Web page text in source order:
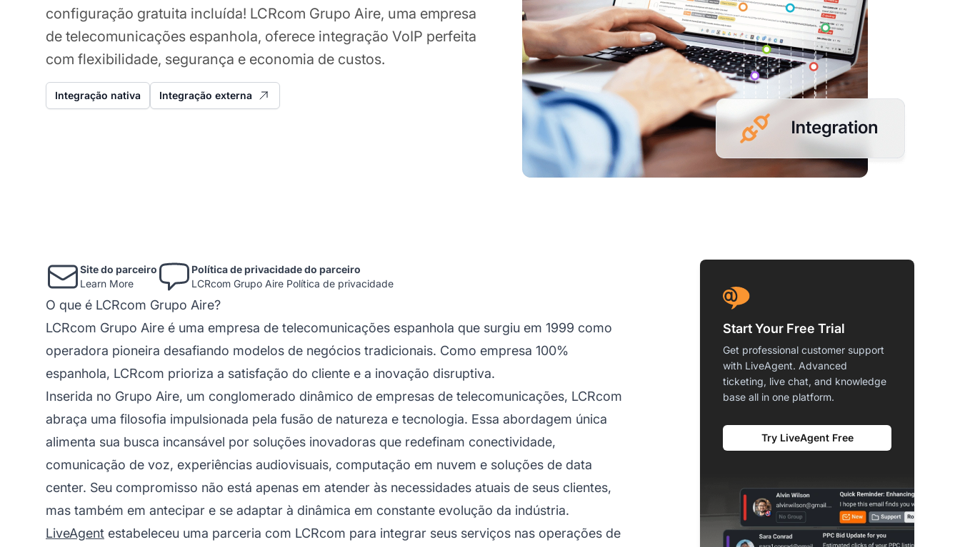
configuração gratuita incluída! LCRcom Grupo Aire, uma empresa
de telecomunicações espanhola, oferece integração VoIP perfeita
com flexibilidade, segurança e economia de custos.
Integração nativa Integração externa
Site do parceiro
Learn More
Política de privacidade do parceiro
LCRcom Grupo Aire Política de privacidade
O que é LCRcom Grupo Aire?
LCRcom Grupo Aire é uma empresa de telecomunicações espanhola que surgiu em 1999 como
operadora pioneira desafiando modelos de negócios tradicionais. Como empresa 100%
espanhola, LCRcom prioriza a satisfação do cliente e a inovação disruptiva.
Inserida no Grupo Aire, um conglomerado dinâmico de empresas de telecomunicações, LCRcom
abraça uma filosofia impulsionada pela fusão de natureza e tecnologia. Essa abordagem única
alimenta sua busca incansável por soluções inovadoras que redefinam conectividade,
comunicação de voz, experiências audiovisuais, computação em nuvem e soluções de data
center. Seu compromisso não está apenas em atender às necessidades atuais de seus clientes,
mas também em antecipar e se adaptar à dinâmica em constante evolução da indústria.
LiveAgent estabeleceu uma parceria com LCRcom para integrar seus serviços nas operações de
Start Your Free Trial
Get professional customer support
with LiveAgent. Advanced
ticketing, live chat, and knowledge
base all in one platform.
Try LiveAgent Free